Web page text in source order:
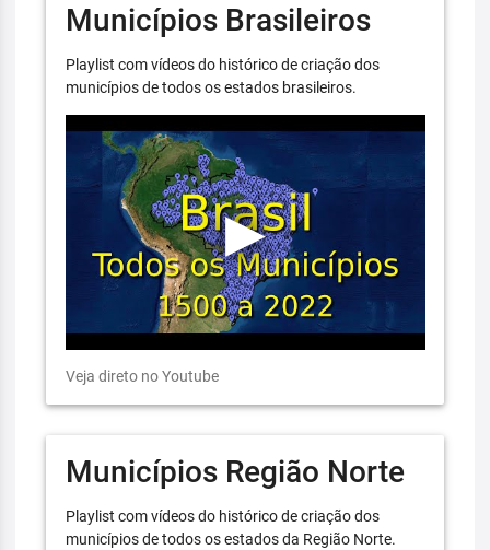
Municípios Brasileiros
Playlist com vídeos do histórico de criação dos
municípios de todos os estados brasileiros.
Veja direto no Youtube
Municípios Região Norte
Playlist com vídeos do histórico de criação dos
municípios de todos os estados da Região Norte.